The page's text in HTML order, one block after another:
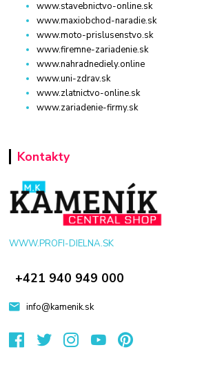
www.stavebnictvo-online.sk
www.maxiobchod-naradie.sk
www.moto-prislusenstvo.sk
www.firemne-zariadenie.sk
www.nahradnediely.online
www.uni-zdrav.sk
www.zlatnictvo-online.sk
www.zariadenie-firmy.sk
Kontakty
WWW.PROFI-DIELNA.SK
+421 940 949 000
info@kamenik.sk